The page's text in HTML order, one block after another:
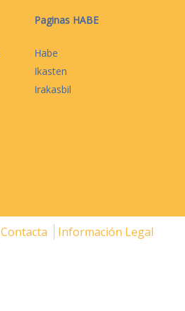
Paginas HABE
Habe
Ikasten
Irakasbil
Contacta
Información Legal